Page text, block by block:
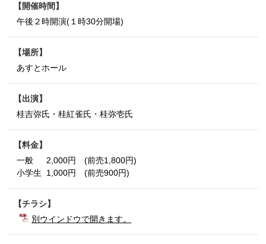
開催時間
午後２時開演(１時30分開場)
場所
あすとホール
出演
桂吉弥氏・桂紅雀氏・桂弥壱氏
料金
一般 2,000円 (前売1,800円)
小学生 1,000円 (前売900円)
チラシ
別ウインドウで開きます。